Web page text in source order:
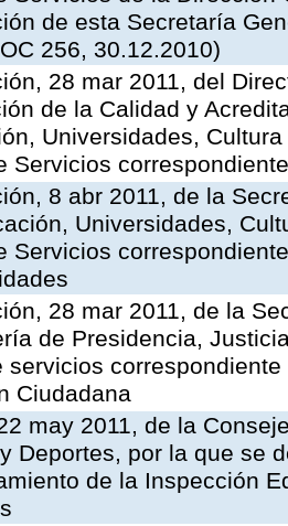
de esta Secretaría
256, 30.12.2010)
28 mar 2011, del
de la Calidad y
Universidades,
Servicios
8 abr 2011, de la
Universidades,
Servicios
28 mar 2011, de la
de Presidencia,
servicios
Ciudadana
may 2011, de la
Deportes, por la que se
de la Inspección